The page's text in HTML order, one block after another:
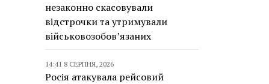
незаконно скасовували
відстрочки та утримували
військовозобов’язаних
14:41 8 СЕРПНЯ, 2026
Росія атакувала рейсовий